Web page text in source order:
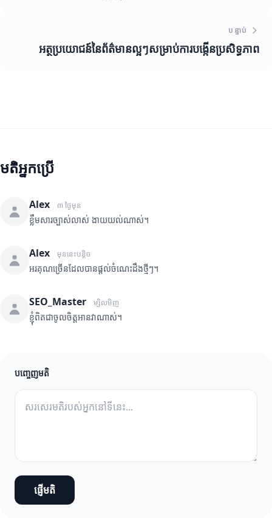
បន្ទាប់
អត្ថប្រយោជន៍នៃព័ត៌មានល្អៗសម្រាប់ការបង្កើនប្រសិទ្ធភាព
មតិអ្នកប្រើ
Alex ៣ ថ្ងៃមុន
ខ្លឹមសារច្បាស់លាស់ ងាយយល់ណាស់។
Alex មុននេះបន្តិច
អរគុណច្រើនដែលបានផ្តល់ចំណេះដឹងថ្មីៗ។
SEO_Master ម្សិលមិញ
ខ្ញុំពិតជាចូលចិត្តអានវាណាស់។
បញ្ចេញមតិ
ផ្ញើមតិ